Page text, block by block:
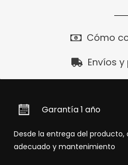
Cómo
Envíos
Garantía 1 año
Desde la entrega del producto,
adecuado y mantenimiento